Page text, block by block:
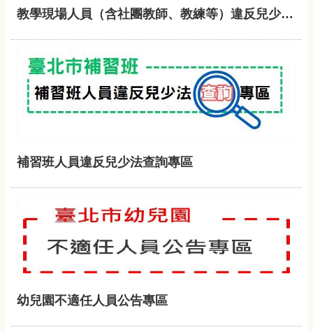
教學現場人員（含社團教師、教練等）違反兒少法查詢專區
補習班人員違反兒少法查詢專區
幼兒園不適任人員公告專區